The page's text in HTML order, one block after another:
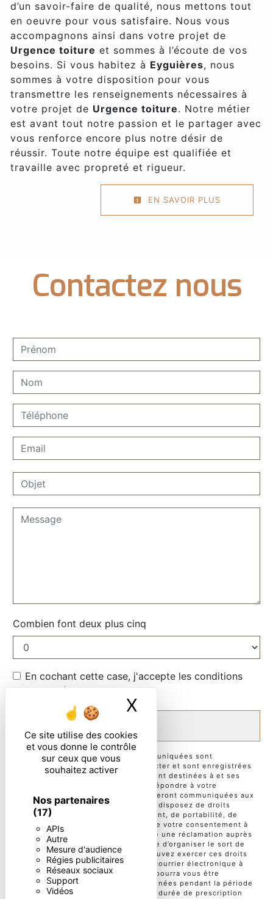
Ce site utilise des cookies
et vous donne le contrôle
sur ceux que vous
souhaitez activer
Nos partenaires
(17)
APIs
Autre
Mesure d'audience
Régies publicitaires
Réseaux sociaux
Support
Vidéos
X Masquer le
d’un savoir-faire de qualité, nous mettons tout
en oeuvre pour vous satisfaire. Nous vous
accompagnons ainsi dans votre projet de
Urgence toiture et sommes à l’écoute de vos
besoins. Si vous habitez à Eyguières, nous
sommes à votre disposition pour vous
transmettre les renseignements nécessaires à
votre projet de Urgence toiture. Notre métier
est avant tout notre passion et le partager avec
vous renforce encore plus notre désir de
réussir. Toute notre équipe est qualifiée et
travaille avec propreté et rigueur.
EN SAVOIR PLUS
Contactez nous
Combien font deux plus cinq
En cochant cette case, j'accepte les conditions
particulières ci-dessous **
** Les données personnelles communiquées sont
nécessaires aux fins de vous contacter et sont enregistrées
dans un fichier informatisé. Elles sont destinées à et ses
sous-traitants dans le seul but de répondre à votre
message. Les données collectées seront communiquées aux
seuls destinataires suivants: . Vous disposez de droits
d’accès, de rectification, d’effacement, de portabilité, de
limitation, d’opposition, de retrait de votre consentement à
tout moment et du droit d’introduire une réclamation auprès
d’une autorité de contrôle, ainsi que d’organiser le sort de
vos données post-mortem. Vous pouvez exercer ces droits
par voie postale à l'adresse ou par courrier électronique à
l'adresse . Un justificatif d'identité pourra vous être
demandé. Nous conservons vos données pendant la période
de prise de contact puis pendant la durée de prescription